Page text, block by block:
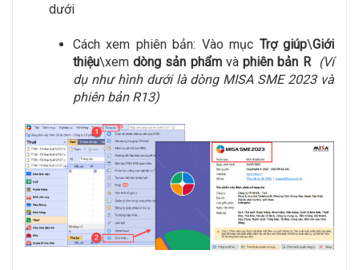
dưới
Cách xem phiên bản: Vào mục Trợ giúp\Giới
thiệu\xemdòng sản phẩmvàphiên bản R (Ví
dụ như hình dưới là dòng MISA SME 2023 và
phiên bản R13)